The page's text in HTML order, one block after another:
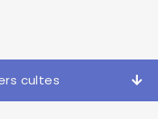
cultes